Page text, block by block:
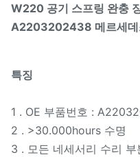
W220 공기 스프링 완충
A2203202438 메르세데
특징
1 . OE 부품번호 :
2 . >30.000hours 수명
3 . 모든 네세서리 수리